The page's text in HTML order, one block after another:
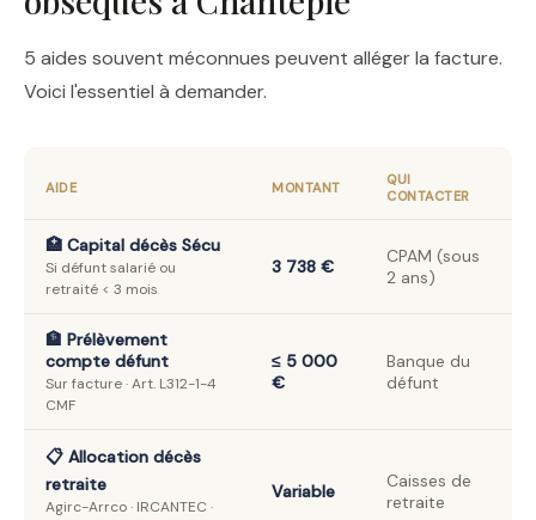
5 aides souvent méconnues peuvent alléger la facture.
Voici l'essentiel à demander.
AIDE MONTANT
QUI
CONTACTER
🏥 Capital décès Sécu
Si défunt salarié ou
retraité < 3 mois
3 738 €
CPAM (sous
2 ans)
🏦 Prélèvement
compte défunt
Sur facture · Art. L312-1-4
CMF
≤ 5 000
€
Banque du
défunt
📋 Allocation décès
retraite
Agirc-Arrco · IRCANTEC ·
Variable
Caisses de
retraite